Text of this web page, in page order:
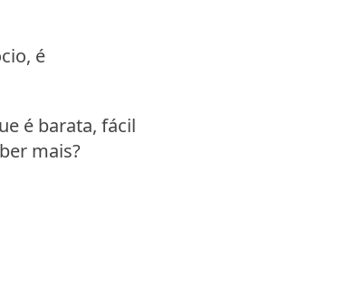
é
é barata, fácil
mais?